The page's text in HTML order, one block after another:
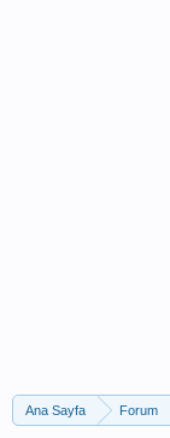
Ana Sayfa Forum